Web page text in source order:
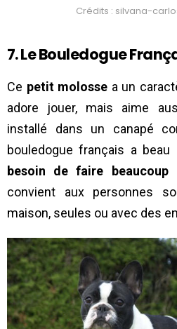
Crédits : silvana-
7. Le Bouledogue
Ce petit molosse a un
adore jouer, mais aime
installé dans un canapé
bouledogue français a
besoin de faire beaucoup
convient aux personnes
maison, seules ou avec des